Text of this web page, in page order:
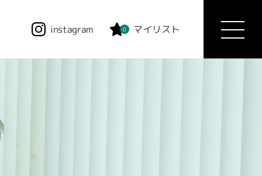
instagram 0 マイリスト